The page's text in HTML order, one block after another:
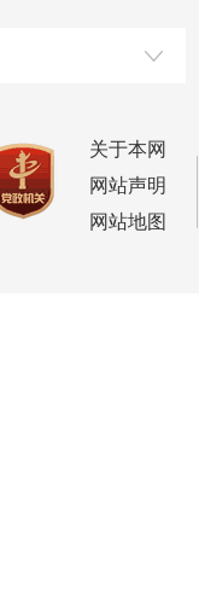
关于本网
网站声明
网站地图